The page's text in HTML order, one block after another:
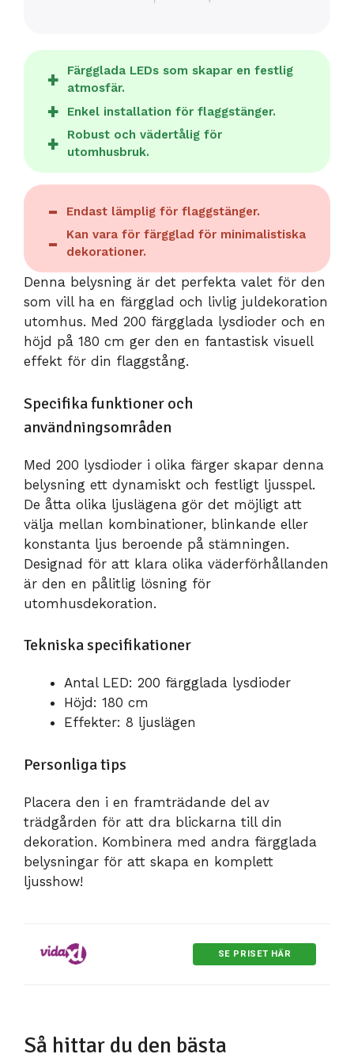
Färgglada LEDs som skapar en festlig
atmosfär.
Enkel installation för flaggstänger.
Robust och vädertålig för
utomhusbruk.
Endast lämplig för flaggstänger.
Kan vara för färgglad för minimalistiska
dekorationer.
Denna belysning är det perfekta valet för den
som vill ha en färgglad och livlig juldekoration
utomhus. Med 200 färgglada lysdioder och en
höjd på 180 cm ger den en fantastisk visuell
effekt för din flaggstång.
Specifika funktioner och
användningsområden
Med 200 lysdioder i olika färger skapar denna
belysning ett dynamiskt och festligt ljusspel.
De åtta olika ljuslägena gör det möjligt att
välja mellan kombinationer, blinkande eller
konstanta ljus beroende på stämningen.
Designad för att klara olika väderförhållanden
är den en pålitlig lösning för
utomhusdekoration.
Tekniska specifikationer
Antal LED: 200 färgglada lysdioder
Höjd: 180 cm
Effekter: 8 ljuslägen
Personliga tips
Placera den i en framträdande del av
trädgården för att dra blickarna till din
dekoration. Kombinera med andra färgglada
belysningar för att skapa en komplett
ljusshow!
SE PRISET HÄR
Så hittar du den bästa